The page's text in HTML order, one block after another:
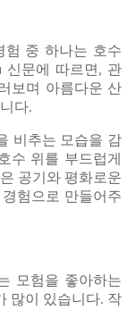
중 하나는 호수
신문에 따르면, 관
보며 아름다운 산
다.
비추는 모습을 감
수 위를 부드럽게
공기와 평화로운
험으로 만들어주
모험을 좋아하는
많이 있습니다. 작